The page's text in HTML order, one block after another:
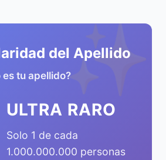
✨
del Apellido
es tu apellido?
ULTRA RARO
Solo 1 de cada
1.000.000.000 personas